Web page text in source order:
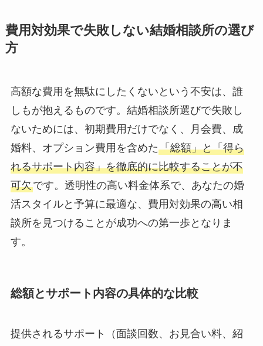
費用対効果で失敗しない結婚相談所の選び
方
高額な費用を無駄にしたくないという不安は、誰
しもが抱えるものです。結婚相談所選びで失敗し
ないためには、初期費用だけでなく、月会費、成
婚料、オプション費用を含めた「総額」と「得ら
れるサポート内容」を徹底的に比較することが不
可欠です。透明性の高い料金体系で、あなたの婚
活スタイルと予算に最適な、費用対効果の高い相
談所を見つけることが成功への第一歩となりま
す。
総額とサポート内容の具体的な比較
提供されるサポート（面談回数、お見合い料、紹